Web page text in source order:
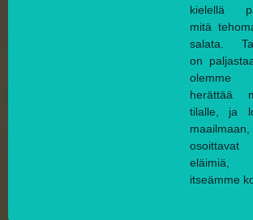
kielellä
mitä
salata.
on
olemme
herättää
tilalle, ja
eläimiä,
itseämme